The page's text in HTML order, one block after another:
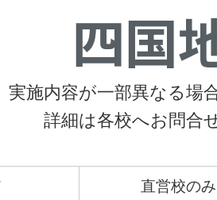
四国
実施内容が一部異なる場
詳細は各校へお問合
直営校のみ